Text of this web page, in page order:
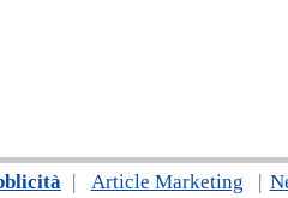
| Article Marketing |